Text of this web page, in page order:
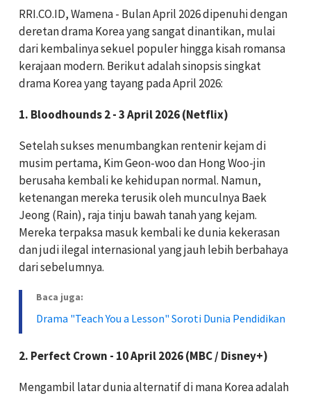
RRI.CO.ID, Wamena - Bulan April 2026 dipenuhi dengan
deretan drama Korea yang sangat dinantikan, mulai
dari kembalinya sekuel populer hingga kisah romansa
kerajaan modern. Berikut adalah sinopsis singkat
drama Korea yang tayang pada April 2026:
1. Bloodhounds 2 - 3 April 2026 (Netflix)
Setelah sukses menumbangkan rentenir kejam di
musim pertama, Kim Geon-woo dan Hong Woo-jin
berusaha kembali ke kehidupan normal. Namun,
ketenangan mereka terusik oleh munculnya Baek
Jeong (Rain), raja tinju bawah tanah yang kejam.
Mereka terpaksa masuk kembali ke dunia kekerasan
dan judi ilegal internasional yang jauh lebih berbahaya
dari sebelumnya.
Baca juga:
Drama "Teach You a Lesson" Soroti Dunia Pendidikan
2. Perfect Crown - 10 April 2026 (MBC / Disney+)
Mengambil latar dunia alternatif di mana Korea adalah